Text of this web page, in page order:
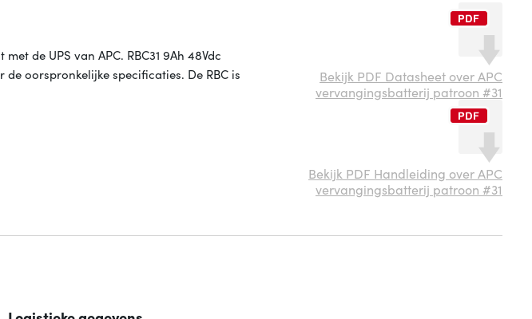
de UPS van APC. RBC31 9Ah 48Vdc
oorspronkelijke specificaties. De RBC is
Bekijk PDF Datasheet over APC
vervangingsbatterij patroon #31
Bekijk PDF Handleiding over APC
vervangingsbatterij patroon #31